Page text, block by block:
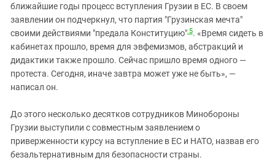
ближайшие годы процесс вступления Грузии в ЕС. В своем
заявлении он подчеркнул, что партия "Грузинская мечта"
своими действиями "предала Конституцию" 5. «Время сидеть в
кабинетах прошло, время для эвфемизмов, абстракций и
дидактики также прошло. Сейчас пришло время одного —
протеста. Сегодня, иначе завтра может уже не быть», —
написал он.
До этого несколько десятков сотрудников Минобороны
Грузии выступили с совместным заявлением о
приверженности курсу на вступление в ЕС и НАТО, назвав его
безальтернативным для безопасности страны.